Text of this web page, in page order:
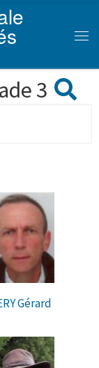
3
Gérard